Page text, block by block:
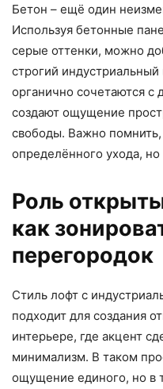
Бетон – ещё один
Используя бетонные
серые оттенки, можно
строгий
органично сочетаются с
создают ощущение
свободы. Важно
определённого ухода, но
Роль
как
перегородок
Стиль лофт с
подходит для создания
интерьере, где акцент
минимализм. В таком
ощущение единого, но в